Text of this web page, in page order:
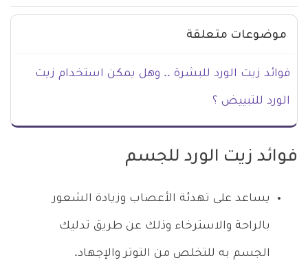
موضوعات متعلقة
فوائد زيت الورد للبشرة .. وهل يمكن استخدام زيت
الورد للتبييض ؟
فوائد زيت الورد للجسم
يساعد على تهدئة الأعصاب وزيادة الشعور
بالراحة والاسترخاء وذلك عن طريق تدليك
الجسم به للتخلص من التوتر والإجهاد.